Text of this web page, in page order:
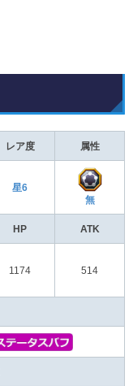
レア度 属性
星6
無
HP ATK
1174 514